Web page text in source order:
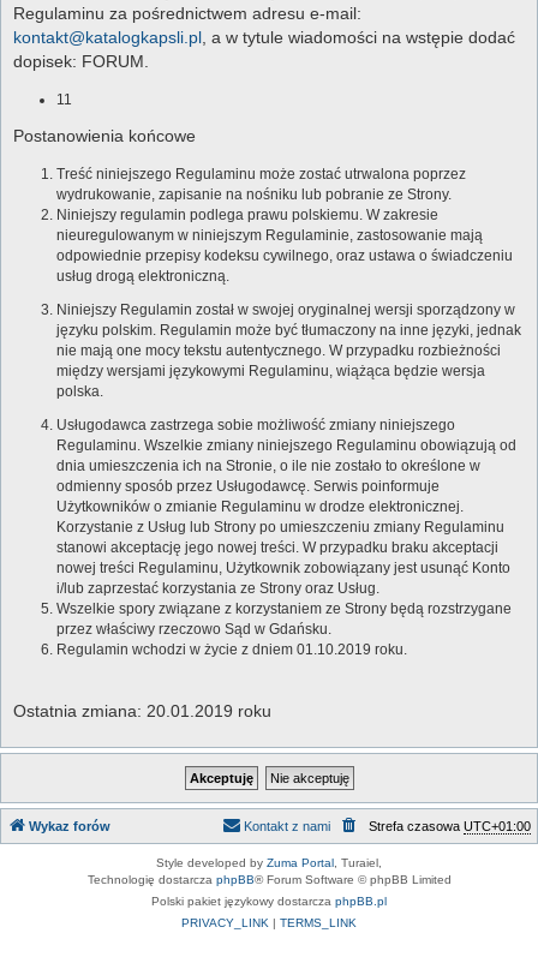
Regulaminu za pośrednictwem adresu e-mail:
kontakt@katalogkapsli.pl , a w tytule wiadomości na wstępie dodać
dopisek: FORUM.
11
Postanowienia końcowe
Treść niniejszego Regulaminu może zostać utrwalona poprzez
wydrukowanie, zapisanie na nośniku lub pobranie ze Strony.
Niniejszy regulamin podlega prawu polskiemu. W zakresie
nieuregulowanym w niniejszym Regulaminie, zastosowanie mają
odpowiednie przepisy kodeksu cywilnego, oraz ustawa o świadczeniu
usług drogą elektroniczną.
Niniejszy Regulamin został w swojej oryginalnej wersji sporządzony w
języku polskim. Regulamin może być tłumaczony na inne języki, jednak
nie mają one mocy tekstu autentycznego. W przypadku rozbieżności
między wersjami językowymi Regulaminu, wiążąca będzie wersja
polska.
Usługodawca zastrzega sobie możliwość zmiany niniejszego
Regulaminu. Wszelkie zmiany niniejszego Regulaminu obowiązują od
dnia umieszczenia ich na Stronie, o ile nie zostało to określone w
odmienny sposób przez Usługodawcę. Serwis poinformuje
Użytkowników o zmianie Regulaminu w drodze elektronicznej.
Korzystanie z Usług lub Strony po umieszczeniu zmiany Regulaminu
stanowi akceptację jego nowej treści. W przypadku braku akceptacji
nowej treści Regulaminu, Użytkownik zobowiązany jest usunąć Konto
i/lub zaprzestać korzystania ze Strony oraz Usług.
Wszelkie spory związane z korzystaniem ze Strony będą rozstrzygane
przez właściwy rzeczowo Sąd w Gdańsku.
Regulamin wchodzi w życie z dniem 01.10.2019 roku.
Ostatnia zmiana: 20.01.2019 roku
Wykaz forów Strefa czasowa UTC+01:00
Kontakt z nami
Style developed by Zuma Portal, Turaiel,
Technologię dostarcza phpBB® Forum Software © phpBB Limited
Polski pakiet językowy dostarcza phpBB.pl
PRIVACY_LINK | TERMS_LINK